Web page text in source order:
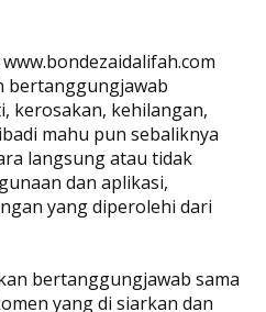
bertanggungjawab
kerosakan, kehilangan,
mahu pun sebaliknya
langsung atau tidak
dan aplikasi,
yang diperolehi dari
bertanggungjawab sama
yang di siarkan dan